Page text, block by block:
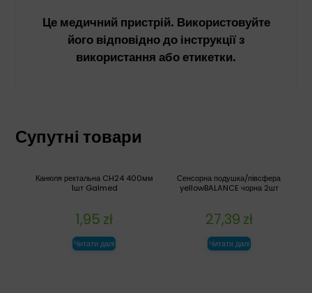
Це медичний пристрій. Використовуйте
його відповідно до інструкції з
використання або етикетки.
Супутні товари
Сенсорна подушка/півсфера
yellowBALANCE чорна 2шт
27,39 zł
Читати далі
Канюля ректальна CH24 400мм
1шт Galmed
1,95 zł
Читати далі